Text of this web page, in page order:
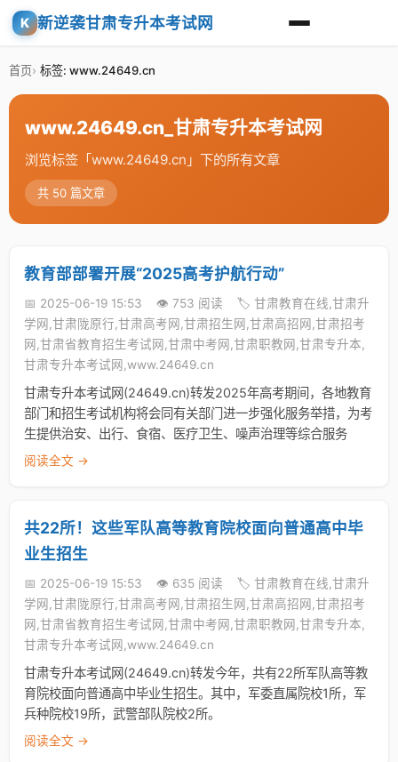
K 新逆袭甘肃专升本考试网
首页 标签: www.24649.cn
www.24649.cn_甘肃专升本考试网
浏览标签「www.24649.cn」下的所有文章
共 50 篇文章
教育部部署开展“2025高考护航行动”
📅 2025-06-19 15:53 👁️ 753 阅读
🏷️ 甘肃教育在线,甘肃升
学网,甘肃陇原行,甘肃高考网,甘肃招生网,甘肃高招网,甘肃招考
网,甘肃省教育招生考试网,甘肃中考网,甘肃职教网,甘肃专升本,
甘肃专升本考试网,www.24649.cn
甘肃专升本考试网(24649.cn)转发2025年高考期间，各地教育
部门和招生考试机构将会同有关部门进一步强化服务举措，为考
生提供治安、出行、食宿、医疗卫生、噪声治理等综合服务
阅读全文 →
共22所！这些军队高等教育院校面向普通高中毕
业生招生
📅 2025-06-19 15:53 👁️ 635 阅读
🏷️ 甘肃教育在线,甘肃升
学网,甘肃陇原行,甘肃高考网,甘肃招生网,甘肃高招网,甘肃招考
网,甘肃省教育招生考试网,甘肃中考网,甘肃职教网,甘肃专升本,
甘肃专升本考试网,www.24649.cn
甘肃专升本考试网(24649.cn)转发今年，共有22所军队高等教
育院校面向普通高中毕业生招生。其中，军委直属院校1所，军
兵种院校19所，武警部队院校2所。
阅读全文 →